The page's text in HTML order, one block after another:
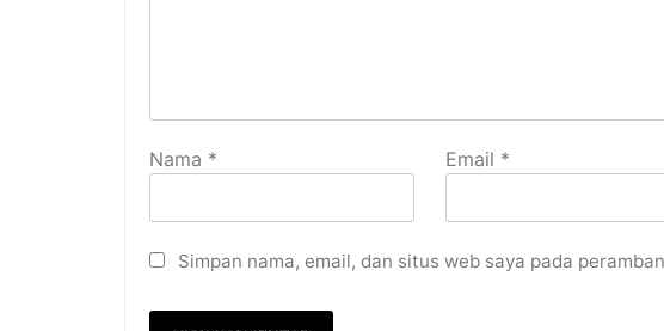
Nama * Email *
Simpan nama, email, dan situs web saya pada